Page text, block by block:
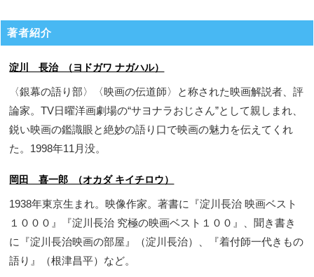
著者紹介
淀川 長治 （ヨドガワ ナガハル）
〈銀幕の語り部〉〈映画の伝道師〉と称された映画解説者、評
論家。TV日曜洋画劇場の“サヨナラおじさん”として親しまれ、
鋭い映画の鑑識眼と絶妙の語り口で映画の魅力を伝えてくれ
た。1998年11月没。
岡田 喜一郎 （オカダ キイチロウ）
1938年東京生まれ。映像作家。著書に『淀川長治 映画ベスト
１０００』『淀川長治 究極の映画ベスト１００』、聞き書き
に『淀川長治映画の部屋』（淀川長治）、『着付師一代きもの
語り』（根津昌平）など。